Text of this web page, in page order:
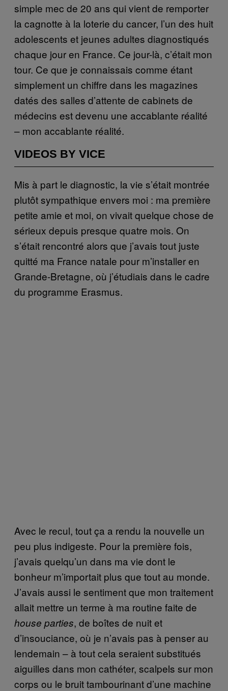
simple mec de 20 ans qui vient de remporter
la cagnotte à la loterie du cancer, l’un des huit
adolescents et jeunes adultes diagnostiqués
chaque jour en France. Ce jour-là, c’était mon
tour. Ce que je connaissais comme étant
simplement un chiffre dans les magazines
datés des salles d’attente de cabinets de
médecins est devenu une accablante réalité
– mon accablante réalité.
VIDEOS BY VICE
Mis à part le diagnostic, la vie s’était montrée
plutôt sympathique envers moi : ma première
petite amie et moi, on vivait quelque chose de
sérieux depuis presque quatre mois. On
s’était rencontré alors que j’avais tout juste
quitté ma France natale pour m’installer en
Grande-Bretagne, où j’étudiais dans le cadre
du programme Erasmus.
Avec le recul, tout ça a rendu la nouvelle un
peu plus indigeste. Pour la première fois,
j’avais quelqu’un dans ma vie dont le
bonheur m’importait plus que tout au monde.
J’avais aussi le sentiment que mon traitement
allait mettre un terme à ma routine faite de
house parties, de boîtes de nuit et
d’insouciance, où je n’avais pas à penser au
lendemain – à tout cela seraient substitués
aiguilles dans mon cathéter, scalpels sur mon
corps ou le bruit tambourinant d’une machine